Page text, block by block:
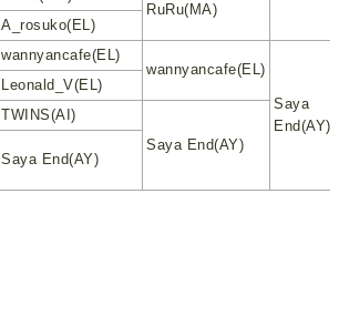
RuRu(MA)
A_rosuko(EL)
wannyancafe(EL)
wannyancafe(EL)
Saya
End(AY)
Leonald_V(EL)
TWINS(AI)
Saya End(AY)
Saya End(AY)